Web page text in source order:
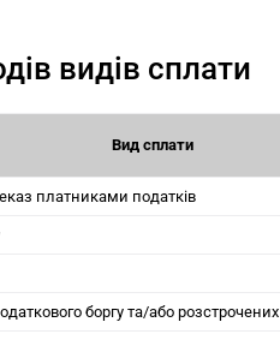
видів сплати
Вид сплати
платниками податків
боргу та/або